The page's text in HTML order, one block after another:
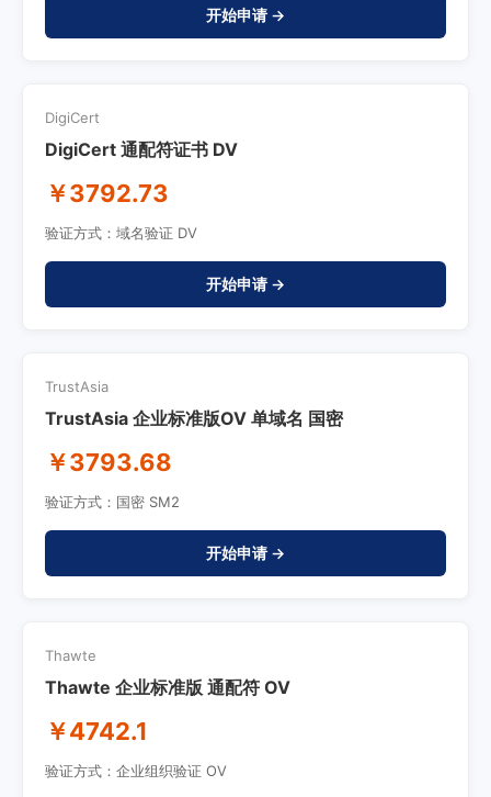
开始申请 →
DigiCert
DigiCert 通配符证书 DV
￥3792.73
验证方式：域名验证 DV
开始申请 →
TrustAsia
TrustAsia 企业标准版OV 单域名 国密
￥3793.68
验证方式：国密 SM2
开始申请 →
Thawte
Thawte 企业标准版 通配符 OV
￥4742.1
验证方式：企业组织验证 OV